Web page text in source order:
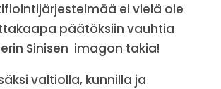
ei vielä ole
päätöksiin vauhtia
Sinisen imagon takia!
valtiolla, kunnilla ja